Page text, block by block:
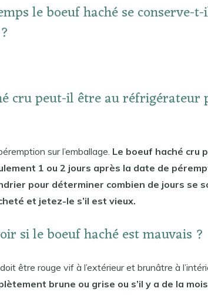
le boeuf haché se conserve-
cru peut-il être au réfrigérateur
sur l’emballage. Le boeuf haché cru
1 ou 2 jours après la date de
pour déterminer combien de jours se
et jetez-le s’il est vieux.
si le boeuf haché est mauvais ?
être rouge vif à l’extérieur et brunâtre à
brune ou grise ou s’il y a de la